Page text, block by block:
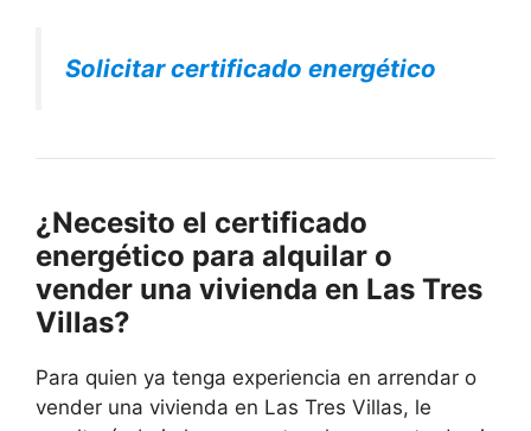
Solicitar certificado energético
¿Necesito el certificado
energético para alquilar o
vender una vivienda en Las Tres
Villas?
Para quien ya tenga experiencia en arrendar o
vender una vivienda en Las Tres Villas, le